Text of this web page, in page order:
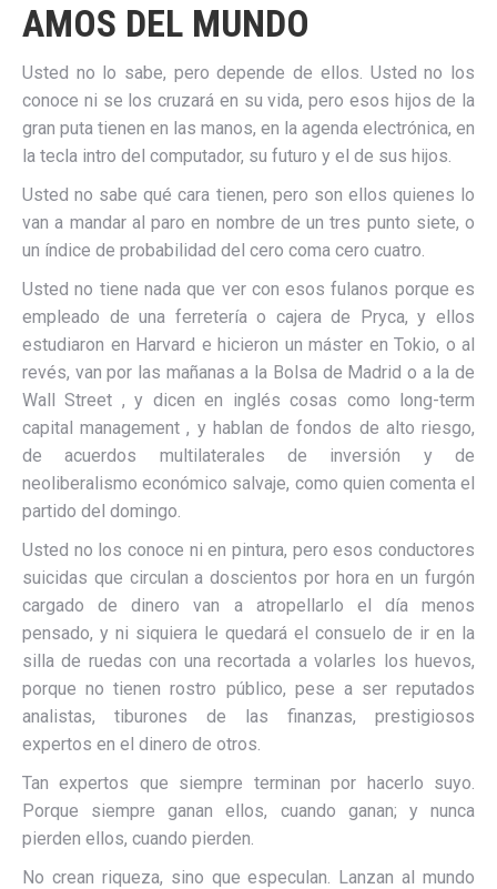
AMOS DEL MUNDO
Usted no lo sabe, pero depende de ellos. Usted no los
conoce ni se los cruzará en su vida, pero esos hijos de la
gran puta tienen en las manos, en la agenda electrónica, en
la tecla intro del computador, su futuro y el de sus hijos.
Usted no sabe qué cara tienen, pero son ellos quienes lo
van a mandar al paro en nombre de un tres punto siete, o
un índice de probabilidad del cero coma cero cuatro.
Usted no tiene nada que ver con esos fulanos porque es
empleado de una ferretería o cajera de Pryca, y ellos
estudiaron en Harvard e hicieron un máster en Tokio, o al
revés, van por las mañanas a la Bolsa de Madrid o a la de
Wall Street , y dicen en inglés cosas como long-term
capital management , y hablan de fondos de alto riesgo,
de acuerdos multilaterales de inversión y de
neoliberalismo económico salvaje, como quien comenta el
partido del domingo.
Usted no los conoce ni en pintura, pero esos conductores
suicidas que circulan a doscientos por hora en un furgón
cargado de dinero van a atropellarlo el día menos
pensado, y ni siquiera le quedará el consuelo de ir en la
silla de ruedas con una recortada a volarles los huevos,
porque no tienen rostro público, pese a ser reputados
analistas, tiburones de las finanzas, prestigiosos
expertos en el dinero de otros.
Tan expertos que siempre terminan por hacerlo suyo.
Porque siempre ganan ellos, cuando ganan; y nunca
pierden ellos, cuando pierden.
No crean riqueza, sino que especulan. Lanzan al mundo